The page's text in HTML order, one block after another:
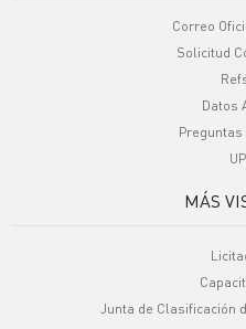
Correo
Solicitud
Datos
MÁS
Junta de Clasificación